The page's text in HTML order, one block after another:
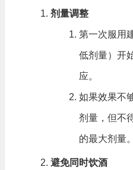
剂量调整
第一次服用
低剂量）开
应。
如果效果不
剂量，但不
的最大剂量。
避免同时饮酒